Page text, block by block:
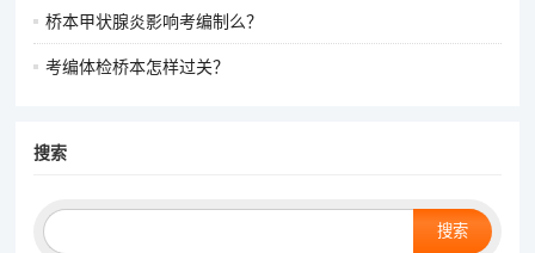
桥本甲状腺炎影响考编制么？
考编体检桥本怎样过关？
搜索